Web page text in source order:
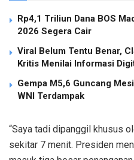
Rp4,1 Triliun Dana BOS
2026 Segera Cair
Viral Belum Tentu Benar,
Kritis Menilai Informasi
Gempa M5,6 Guncang
WNI Terdampak
“Saya tadi dipanggil khusus
sekitar 7 menit. Presiden